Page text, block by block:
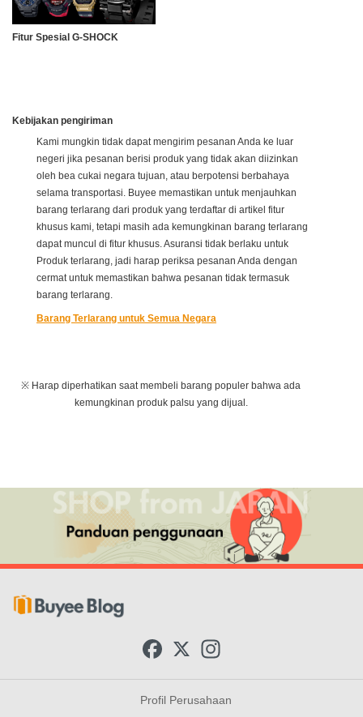
Fitur Spesial G-SHOCK
Kebijakan pengiriman
Kami mungkin tidak dapat mengirim pesanan Anda ke luar
negeri jika pesanan berisi produk yang tidak akan diizinkan
oleh bea cukai negara tujuan, atau berpotensi berbahaya
selama transportasi. Buyee memastikan untuk menjauhkan
barang terlarang dari produk yang terdaftar di artikel fitur
khusus kami, tetapi masih ada kemungkinan barang terlarang
dapat muncul di fitur khusus. Asuransi tidak berlaku untuk
Produk terlarang, jadi harap periksa pesanan Anda dengan
cermat untuk memastikan bahwa pesanan tidak termasuk
barang terlarang.
Barang Terlarang untuk Semua Negara
※ Harap diperhatikan saat membeli barang populer bahwa ada
kemungkinan produk palsu yang dijual.
e
b
o
X
t
g
Profil Perusahaan